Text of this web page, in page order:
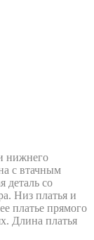
нижнего
с втачным
деталь со
Низ платья и
платье прямого
Длина платья